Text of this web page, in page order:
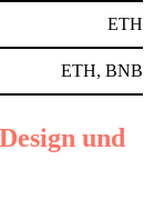
ETH
ETH, BNB